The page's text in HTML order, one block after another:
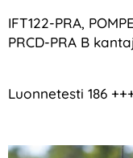
IFT122-PRA,
PRCD-PRA B
Luonnetesti 186